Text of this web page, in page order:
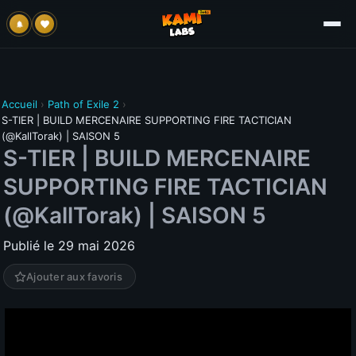
Accueil › Path of Exile 2 ›
S-TIER | BUILD MERCENAIRE SUPPORTING FIRE TACTICIAN
(@KallTorak) | SAISON 5
S-TIER | BUILD MERCENAIRE
SUPPORTING FIRE TACTICIAN
(@KallTorak) | SAISON 5
Publié le 29 mai 2026
Ajouter aux favoris